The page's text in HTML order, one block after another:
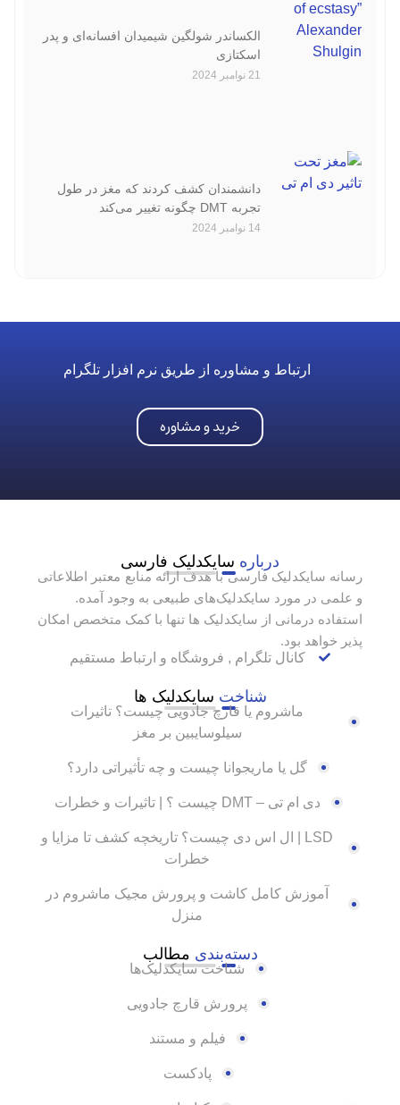
الکساندر شولگین شیمیدان افسانه‌ای و پدر
اسکتازی
21 نوامبر 2024
دانشمندان کشف کردند که مغز در طول
تجربه‌ DMT چگونه تغییر می‌کند
14 نوامبر 2024
ارتباط و مشاوره از طریق نرم افزار تلگرام
خرید و مشاوره
درباره سایکدلیک فارسی
رسانه سایکدلیک فارسی با هدف ارائه منابع معتبر اطلاعاتی
و علمی در مورد سایکدلیک‌های طبیعی به وجود آمده.
استفاده درمانی از سایکدلیک ها تنها با کمک متخصص امکان
پذیر خواهد بود.
کانال تلگرام , فروشگاه و ارتباط مستقیم
شناخت سایکدلیک ها
ماشروم یا قارچ جادویی چیست؟ تاثیرات
سیلوسایبین بر مغز
گل یا ماریجوانا چیست و چه تأثیراتی دارد؟
دی ام تی – DMT چیست ؟ | تاثیرات و خطرات
LSD | ال اس دی چیست؟ تاریخچه کشف تا مزایا و
خطرات
آموزش کامل کاشت و پرورش مجیک ماشروم در
منزل
دسته‌بندی مطالب
شناخت سایکدلیک‌ها
پرورش قارچ جادویی
فیلم و مستند
پادکست